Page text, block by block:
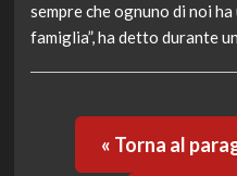
sempre che ognuno di noi
famiglia”, ha detto durante
« Torna al